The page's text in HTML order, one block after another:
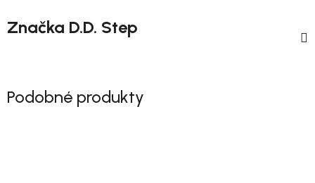
Značka D.D. Step
Podobné produkty